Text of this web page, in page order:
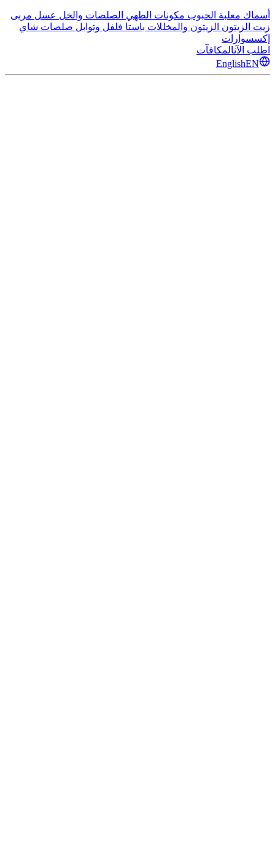
أسماك معلبة الحبوب مكونات الطهي الصلصات والخل عسل مربى
زيت الزيتون الزيتون والمخللات باستا فلفل وتوابل صلصات شاي
إكسسوارات
اطلب الآنالمكافآت
EnglishEN